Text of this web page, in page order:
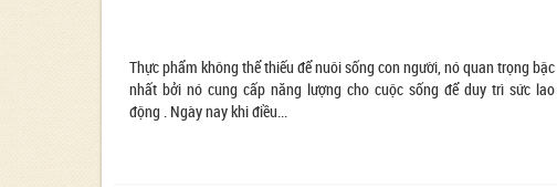
Thực phẩm không thể thiếu để nuôi sống con người, nó quan trọng bậc
nhất bởi nó cung cấp năng lượng cho cuộc sống để duy trì sức lao
động . Ngày nay khi điều...